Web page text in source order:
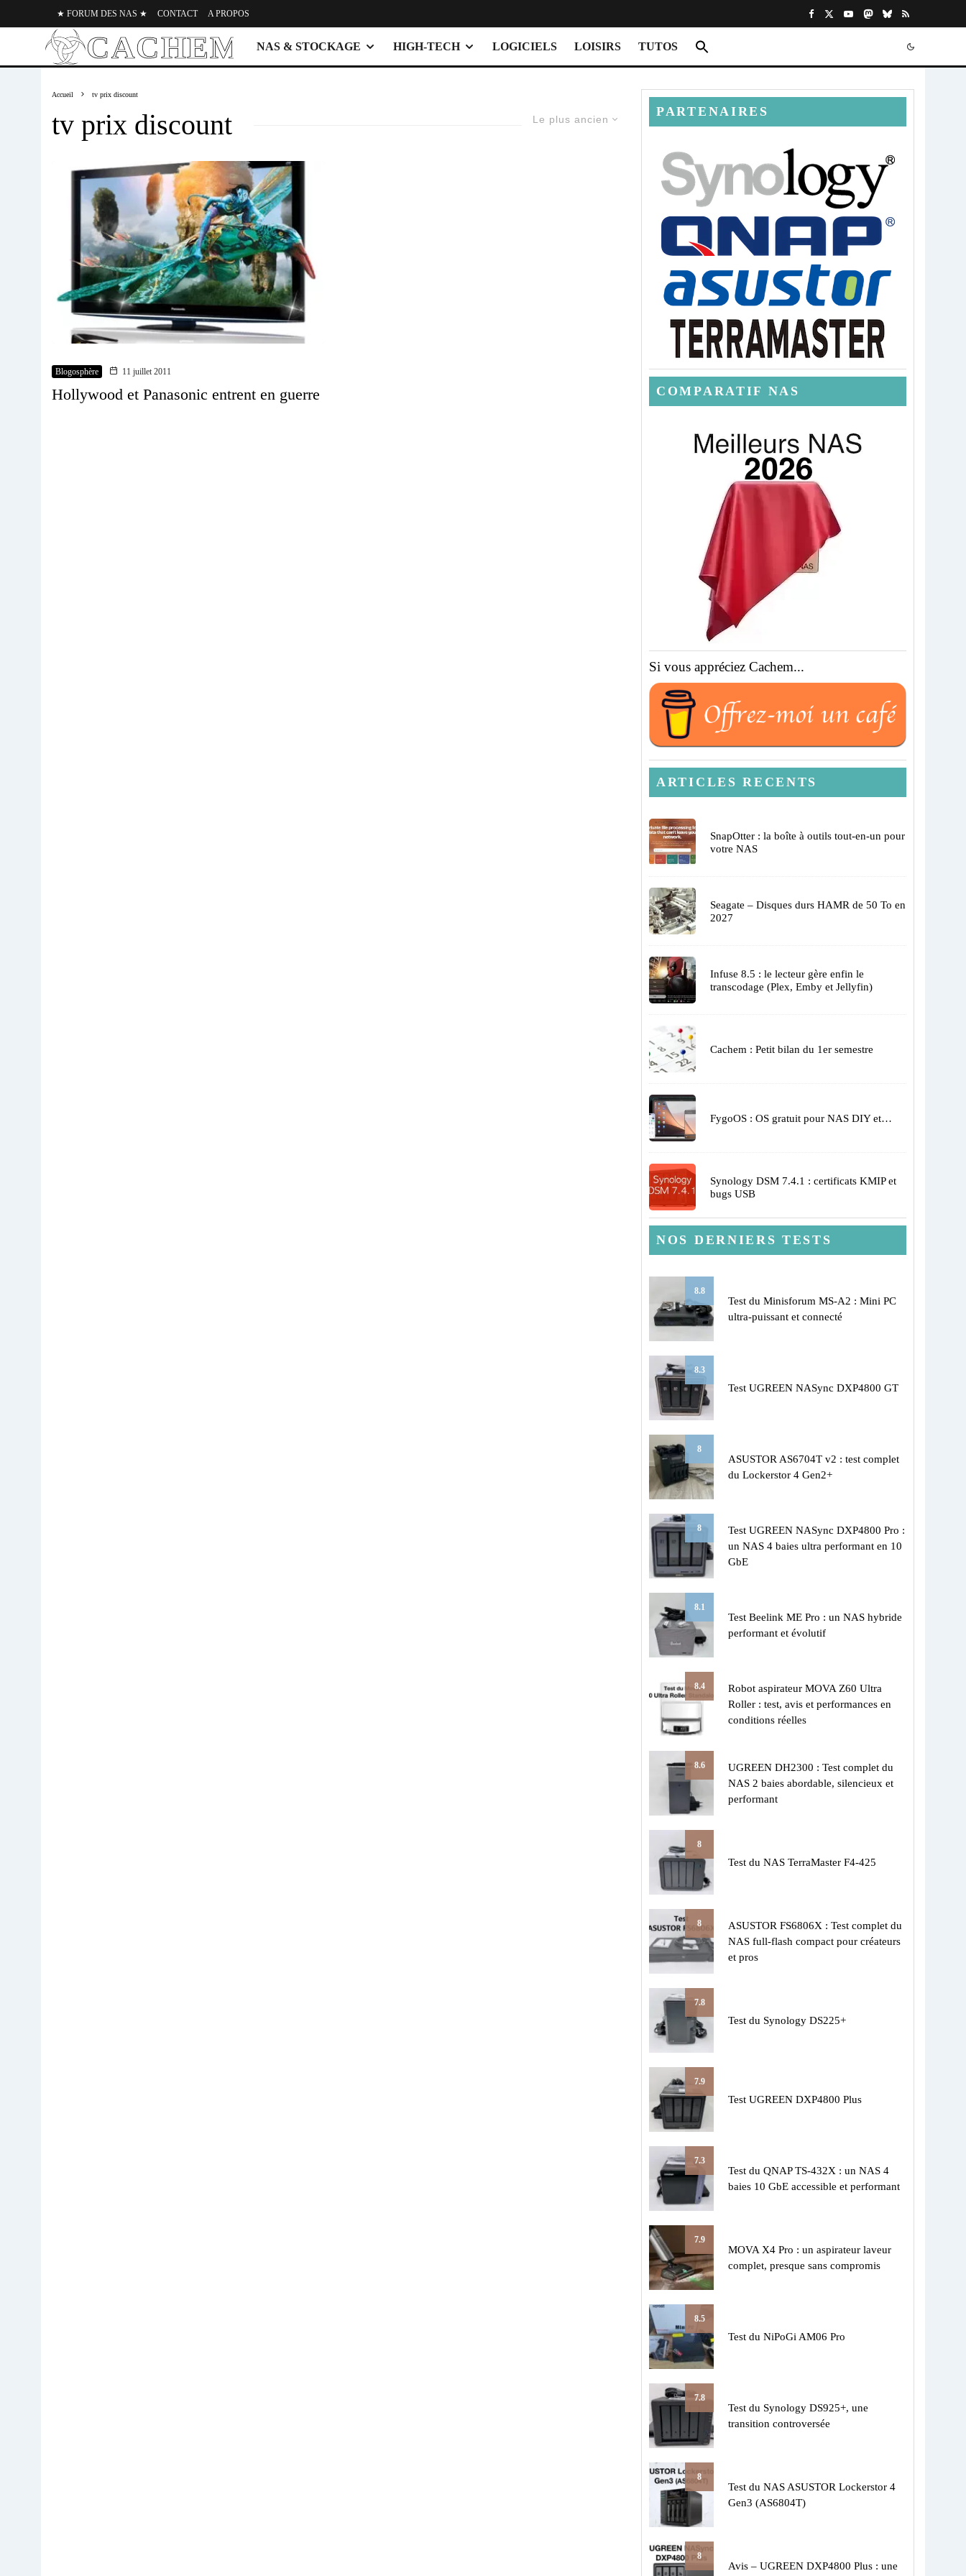
★ FORUM DES NAS ★ CONTACT A PROPOS
NAS & STOCKAGE HIGH-TECH LOGICIELS LOISIRS TUTOS
Accueil tv prix discount
Le plus ancien
tv prix discount
Blogosphère 11 juillet 2011
Hollywood et Panasonic entrent en guerre
PARTENAIRES
COMPARATIF NAS
Si vous appréciez Cachem...
ARTICLES RECENTS
SnapOtter : la boîte à outils tout-en-un pour
votre NAS
Seagate – Disques durs HAMR de 50 To en
2027
Infuse 8.5 : le lecteur gère enfin le
transcodage (Plex, Emby et Jellyfin)
Cachem : Petit bilan du 1er semestre
FygoOS : OS gratuit pour NAS DIY et…
Synology DSM 7.4.1 : certificats KMIP et
bugs USB
NOS DERNIERS TESTS
8.8
Test du Minisforum MS-A2 : Mini PC
ultra-puissant et connecté
8.3
Test UGREEN NASync DXP4800 GT
8
ASUSTOR AS6704T v2 : test complet
du Lockerstor 4 Gen2+
8
Test UGREEN NASync DXP4800 Pro :
un NAS 4 baies ultra performant en 10
GbE
8.1
Test Beelink ME Pro : un NAS hybride
performant et évolutif
8.4
Robot aspirateur MOVA Z60 Ultra
Roller : test, avis et performances en
conditions réelles
8.6
UGREEN DH2300 : Test complet du
NAS 2 baies abordable, silencieux et
performant
8
Test du NAS TerraMaster F4-425
8
ASUSTOR FS6806X : Test complet du
NAS full-flash compact pour créateurs
et pros
7.8
Test du Synology DS225+
7.9
Test UGREEN DXP4800 Plus
7.3
Test du QNAP TS-432X : un NAS 4
baies 10 GbE accessible et performant
7.9
MOVA X4 Pro : un aspirateur laveur
complet, presque sans compromis
8.5
Test du NiPoGi AM06 Pro
7.8
Test du Synology DS925+, une
transition controversée
8
Test du NAS ASUSTOR Lockerstor 4
Gen3 (AS6804T)
8
Avis – UGREEN DXP4800 Plus : une